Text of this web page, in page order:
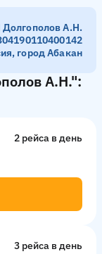
А.Н.
город Абакан
А.Н.":
2 рейсa в день
3 рейсa в день